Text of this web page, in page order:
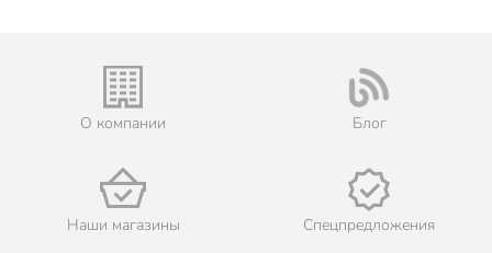
О компании Блог
Наши магазины Спецпредложения